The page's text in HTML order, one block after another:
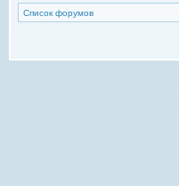
Список форумов